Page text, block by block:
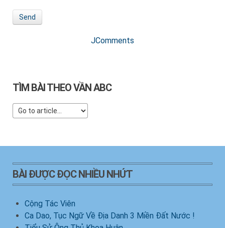
Send
JComments
TÌM BÀI THEO VẦN ABC
BÀI ĐƯỢC ĐỌC NHIỀU NHỨT
Cộng Tác Viên
Ca Dao, Tục Ngữ Về Địa Danh 3 Miền Đất Nước !